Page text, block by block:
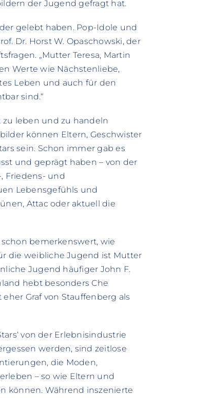
der Jugend gefragt hat.
gelebt haben. Pop-Idole und
Dr. Horst W. Opaschowski, der
„Mutter Teresa, Martin
Werte wie Nächstenliebe,
Leben und auch für den
sind.“
leben und zu handeln
können Eltern, Geschwister
sein. Schon immer gab es
und geprägt haben – von der
Friedens- und
Lebensgefühls und
Attac oder aktuell die
bemerkenswert, wie
die weibliche Jugend ist Mutter
Jugend häufiger John F.
hebt besonders Che
Graf von Stauffenberg als
von der Erlebnisindustrie
werden, sind zeitlose
die Moden,
– so wie Eltern und
können. Während inszenierte